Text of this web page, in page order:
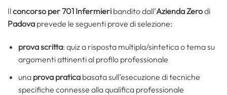
Ilconcorso per 701 Infermieri bandito dall’Azienda Zerodi
Padova prevede le seguenti prove di selezione:
prova scritta: quiz a risposta multipla/sintetica o tema su
argomenti attinenti al profilo professionale
una prova praticabasata sull’esecuzione di tecniche
specifiche connesse alla qualifica professionale